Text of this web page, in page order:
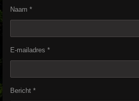
Naam *
E-mailadres *
Bericht *